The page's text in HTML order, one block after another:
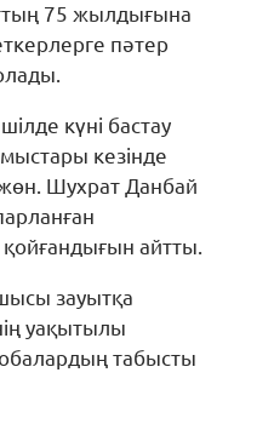
75 жылдығына
пәтер
күні бастау
кезінде
жөн. Шухрат Данбай
айтты.
зауытқа
уақытылы
табысты